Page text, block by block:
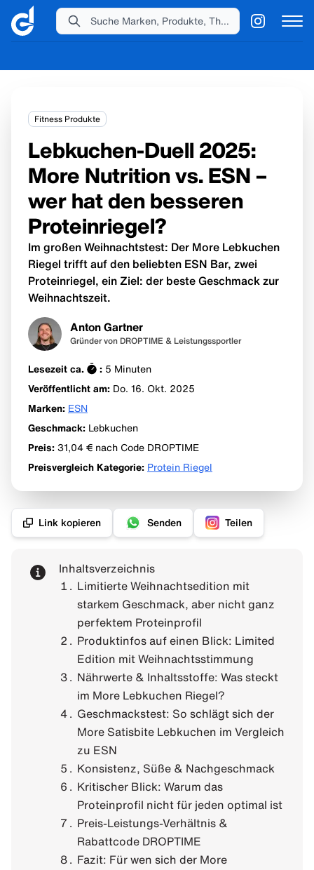
Fitness Produkte
Lebkuchen-Duell 2025:
More Nutrition vs. ESN –
wer hat den besseren
Proteinriegel?
Im großen Weihnachtstest: Der More Lebkuchen
Riegel trifft auf den beliebten ESN Bar, zwei
Proteinriegel, ein Ziel: der beste Geschmack zur
Weihnachtszeit.
Anton Gartner
Gründer von DROPTIME & Leistungssportler
Lesezeit ca. : 5 Minuten
Veröffentlicht am: Do. 16. Okt. 2025
Marken: ESN
Geschmack: Lebkuchen
Preis: 31,04 € nach Code DROPTIME
Preisvergleich Kategorie: Protein Riegel
Link kopieren Senden Teilen
Inhaltsverzeichnis
Limitierte Weihnachtsedition mit
starkem Geschmack, aber nicht ganz
perfektem Proteinprofil
Produktinfos auf einen Blick: Limited
Edition mit Weihnachtsstimmung
Nährwerte & Inhaltsstoffe: Was steckt
im More Lebkuchen Riegel?
Geschmackstest: So schlägt sich der
More Satisbite Lebkuchen im Vergleich
zu ESN
Konsistenz, Süße & Nachgeschmack
Kritischer Blick: Warum das
Proteinprofil nicht für jeden optimal ist
Preis-Leistungs-Verhältnis &
Rabattcode DROPTIME
Fazit: Für wen sich der More